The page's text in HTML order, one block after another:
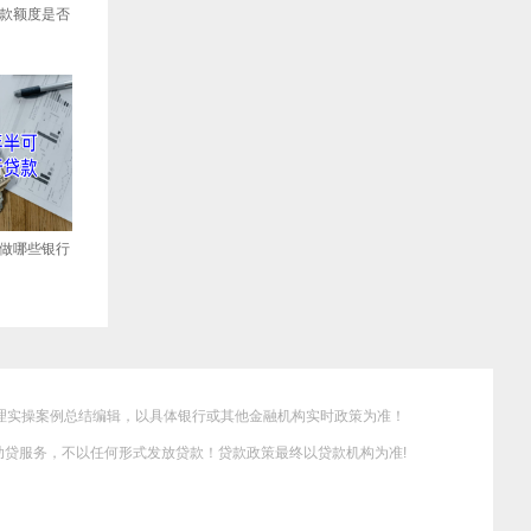
额度是否
哪些银行
操案例总结编辑，以具体银行或其他金融机构实时政策为准！
服务，不以任何形式发放贷款！贷款政策最终以贷款机构为准!